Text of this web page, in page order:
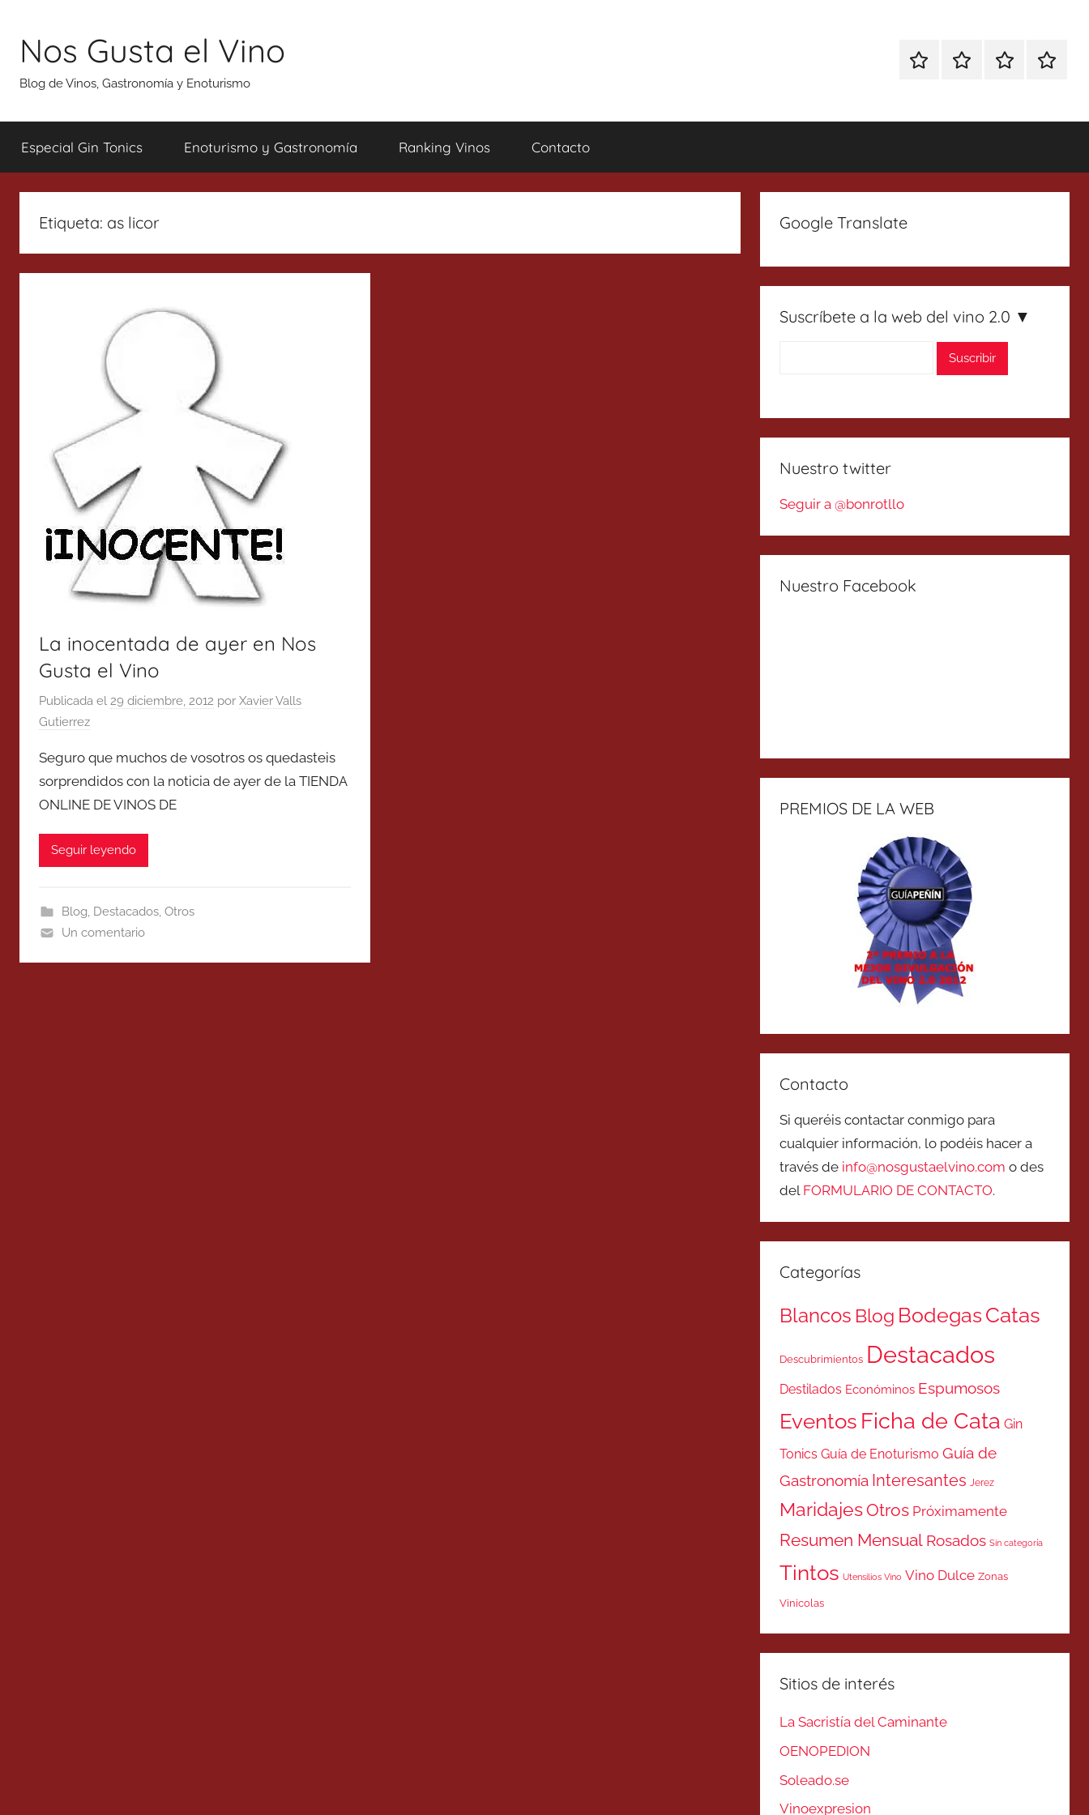
contenido
Nos Gusta el Vino
Blog de Vinos, Gastronomía y Enoturismo
EspecialEnoturismoRanking
Especial Gin Tonics Enoturismo y Gastronomía Ranking Vinos Contacto
Etiqueta: as licor
La inocentada de ayer en Nos
Gusta el Vino
Publicada el 29 diciembre, 2012 por Xavier Valls
Gutierrez
Seguro que muchos de vosotros os quedasteis
sorprendidos con la noticia de ayer de la TIENDA
ONLINE DE VINOS DE
Seguir leyendo
Blog, Destacados, Otros
Un comentario
Google Translate
Suscríbete a la web del vino 2.0 ▼
Nuestro twitter
Seguir a @bonrotllo
Nuestro Facebook
PREMIOS DE LA WEB
Contacto
Si queréis contactar conmigo para
cualquier información, lo podéis hacer a
través de info@nosgustaelvino.com o des
del FORMULARIO DE CONTACTO.
Categorías
Blancos Blog BodegasCatas
Descubrimientos Destacados
Destilados Económinos Espumosos
Eventos Ficha de Cata Gin
Tonics Guía de Enoturismo Guía de
Gastronomía Interesantes Jerez
MaridajesOtros Próximamente
Resumen Mensual Rosados Sin categoría
Tintos Utensilios Vino Vino Dulce Zonas
Vinicolas
Sitios de interés
La Sacristía del Caminante
OENOPEDION
Soleado.se
Vinoexpresion